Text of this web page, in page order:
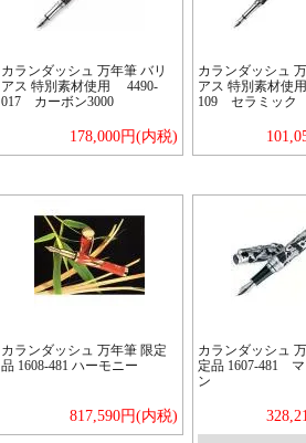
カランダッシュ 万年筆 バリ
アス 特別素材使用 4490-
017 カーボン3000
178,000円(内税)
カランダッシュ
アス 特別素材使
109 セラミック
カランダッシュ 万年筆 限定
品 1608-481 ハーモニー
817,590円(内税)
カランダッシュ
定品 1607-481
ン